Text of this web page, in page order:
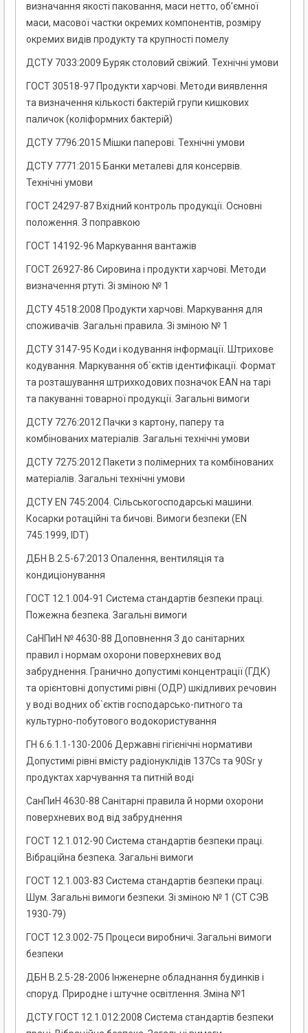
визначання якості паковання, маси нетто, об’ємної
маси, масової частки окремих компонентів, розміру
окремих видів продукту та крупності помелу
ДСТУ 7033:2009 Буряк столовий свіжий. Технічні умови
ГОСТ 30518-97 Продукти харчові. Методи виявлення
та визначення кількості бактерій групи кишкових
паличок (коліформних бактерій)
ДСТУ 7796:2015 Мішки паперові. Технічні умови
ДСТУ 7771:2015 Банки металеві для консервів.
Технічні умови
ГОСТ 24297-87 Вхідний контроль продукції. Основні
положення. З поправкою
ГОСТ 14192-96 Маркування вантажів
ГОСТ 26927-86 Сировина і продукти харчові. Методи
визначення ртуті. Зі зміною № 1
ДСТУ 4518:2008 Продукти харчові. Маркування для
споживачів. Загальні правила. Зі зміною № 1
ДСТУ 3147-95 Коди і кодування інформації. Штрихове
кодування. Маркування об`єктів ідентифікації. Формат
та розташування штрихкодових позначок EAN на тарі
та пакуванні товарної продукції. Загальні вимоги
ДСТУ 7276:2012 Пачки з картону, паперу та
комбінованих матеріалів. Загальні технічні умови
ДСТУ 7275:2012 Пакети з полімерних та комбінованих
матеріалів. Загальні технічні умови
ДСТУ EN 745:2004. Сільськогосподарські машини.
Косарки ротаційні та бичові. Вимоги безпеки (EN
745:1999, IDT)
ДБН В.2.5-67:2013 Опалення, вентиляція та
кондиціонування
ГОСТ 12.1.004-91 Система стандартів безпеки праці.
Пожежна безпека. Загальні вимоги
СаНПиН № 4630-88 Доповнення 3 до санітарних
правил і нормам охорони поверхневих вод
забруднення. Гранично допустимі концентрації (ГДК)
та орієнтовні допустимі рівні (ОДР) шкідливих речовин
у воді водних об`єктів господарсько-питного та
культурно-побутового водокористування
ГН 6.6.1.1-130-2006 Державні гігієнічні нормативи
Допустимі рівні вмісту радіонуклідів 137Cs та 90Sr у
продуктах харчування та питній воді
СанПиН 4630-88 Санітарні правила й норми охорони
поверхневих вод від забруднення
ГОСТ 12.1.012-90 Система стандартів безпеки праці.
Вібраційна безпека. Загальні вимоги
ГОСТ 12.1.003-83 Система стандартів безпеки праці.
Шум. Загальні вимоги безпеки. Зі зміною № 1 (СТ СЭВ
1930-79)
ГОСТ 12.3.002-75 Процеси виробничі. Загальні вимоги
безпеки
ДБН В.2.5-28-2006 Інженерне обладнання будинків і
споруд. Природне і штучне освітлення. Зміна №1
ДСТУ ГОСТ 12.1.012:2008 Система стандартів безпеки